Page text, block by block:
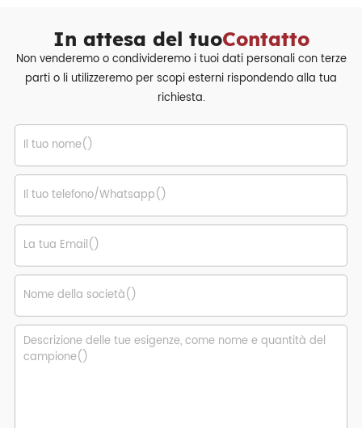
In attesa del tuoContatto
Non venderemo o condivideremo i tuoi dati personali con terze
parti o li utilizzeremo per scopi esterni rispondendo alla tua
richiesta.